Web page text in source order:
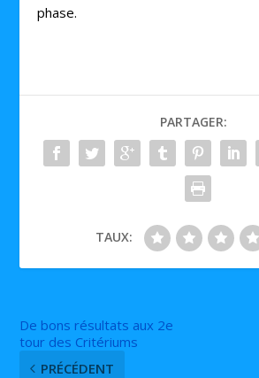
phase.
PARTAGER:
TAUX:
De bons résultats aux 2e
tour des Critériums
PRÉCÉDENT